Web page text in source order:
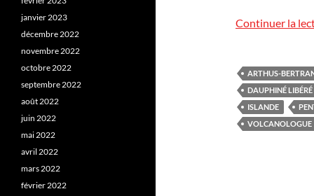
Continuer la
ARTHUS-
DAUPHINÉ LIBÉRÉ
ISLANDE
VOLCANOLOGUE
janvier 2023
décembre 2022
novembre 2022
octobre 2022
septembre 2022
août 2022
juin 2022
mai 2022
avril 2022
mars 2022
février 2022